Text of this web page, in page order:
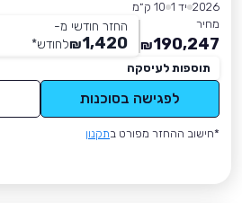
2026 יד 1
10 ק״מ
מחיר
190,247
₪
החזר חודשי מ-
1,420
₪לחודש*
תוספות לעיסקה
לפגישה בסוכנות
*חישוב ההחזר מפורט בתקנון